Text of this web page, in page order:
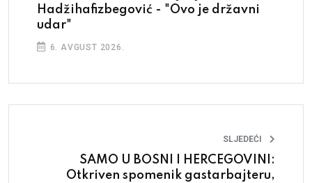
Hadžihafizbegović - "Ovo je državni
udar"
6. AVGUST 2026.
SLJEDEĆI
SAMO U BOSNI I HERCEGOVINI:
Otkriven spomenik gastarbajteru,